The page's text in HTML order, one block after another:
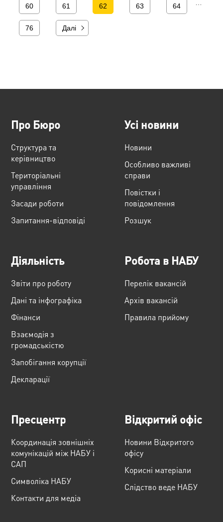
60 61 62 63 64
76 Далі
Про Бюро
Структура та
керівництво
Територіальні
управління
Засади роботи
Запитання-відповіді
Усі новини
Новини
Особливо важливі
справи
Повістки і
повідомлення
Розшук
Діяльність
Звіти про роботу
Дані та інфографіка
Фінанси
Взаємодія з
громадськістю
Запобігання корупції
Декларації
Робота в НАБУ
Перелік вакансій
Архів вакансій
Правила прийому
Пресцентр
Координація зовнішніх
комунікацій між НАБУ і
САП
Cимволіка НАБУ
Контакти для медіа
Відкритий офіс
Новини Відкритого
офісу
Корисні матеріали
Слідство веде НАБУ